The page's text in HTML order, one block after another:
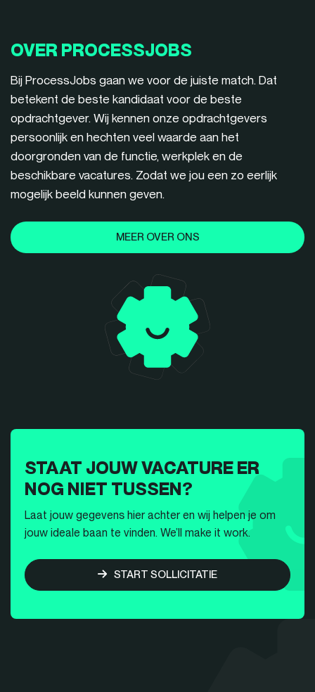
OVER PROCESSJOBS
Bij ProcessJobs gaan we voor de juiste match. Dat
betekent de beste kandidaat voor de beste
opdrachtgever. Wij kennen onze opdrachtgevers
persoonlijk en hechten veel waarde aan het
doorgronden van de functie, werkplek en de
beschikbare vacatures. Zodat we jou een zo eerlijk
mogelijk beeld kunnen geven.
MEER OVER ONS
STAAT JOUW VACATURE ER
NOG NIET TUSSEN?
Laat jouw gegevens hier achter en wij helpen je om
jouw ideale baan te vinden. We’ll make it work.
START SOLLICITATIE